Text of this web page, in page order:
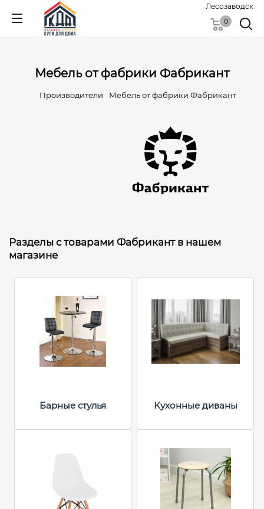
Лесозаводск
0
Мебель от фабрики Фабрикант
Производители Мебель от фабрики Фабрикант
Разделы с товарами Фабрикант в нашем
магазине
Барные стулья Кухонные диваны